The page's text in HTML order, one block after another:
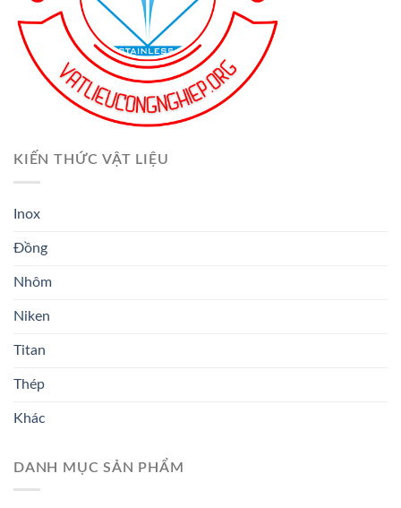
KIẾN THỨC VẬT LIỆU
Inox
Đồng
Nhôm
Niken
Titan
Thép
Khác
DANH MỤC SẢN PHẨM